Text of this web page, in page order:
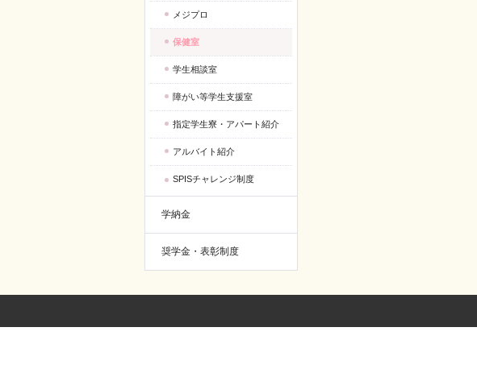
メジプロ
保健室
学生相談室
障がい等学生支援室
指定学生寮・アパート紹介
アルバイト紹介
SPISチャレンジ制度
学納金
奨学金・表彰制度